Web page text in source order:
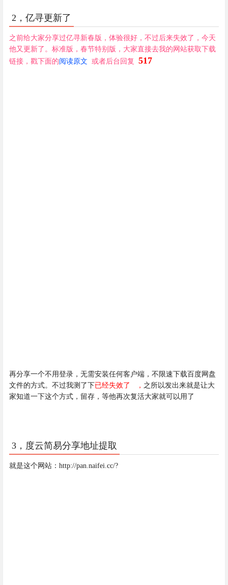
2，亿寻更新了
之前给大家分享过亿寻新春版，体验很好，不过后来失效了，今天
他又更新了。标准版，春节特别版，大家直接去我的网站获取下载
链接，戳下面的阅读原文 或者后台回复 517
再分享一个不用登录，无需安装任何客户端，不限速下载百度网盘
文件的方式。不过我测了下已经失效了 ， 之所以发出来就是让大
家知道一下这个方式，留存，等他再次复活大家就可以用了
3，度云简易分享地址提取
就是这个网站： http://pan.naifei.cc/?